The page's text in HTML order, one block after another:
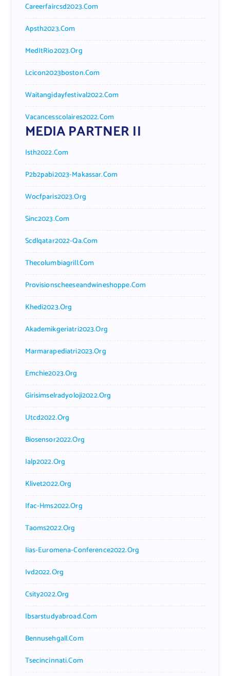
Careerfaircsd2023.com
Apsth2023.com
MedItRio2023.org
Lcicon2023boston.com
Waitangidayfestival2022.com
Vacancesscolaires2022.com
MEDIA PARTNER II
Isth2022.com
P2b2pabi2023-Makassar.com
Wocfparis2023.org
Sinc2023.com
Scdlqatar2022-Qa.com
Thecolumbiagrill.com
Provisionscheeseandwineshoppe.com
Khedi2023.org
Akademikgeriatri2023.org
Marmarapediatri2023.org
Emchie2023.org
Girisimselradyoloji2022.org
Utcd2022.org
Biosensor2022.org
Ialp2022.org
Klivet2022.org
Ifac-Hms2022.org
Taoms2022.org
Iias-Euromena-Conference2022.org
Ivd2022.org
Csity2022.org
Ibsarstudyabroad.com
Bennusehgall.com
Tsecincinnati.com